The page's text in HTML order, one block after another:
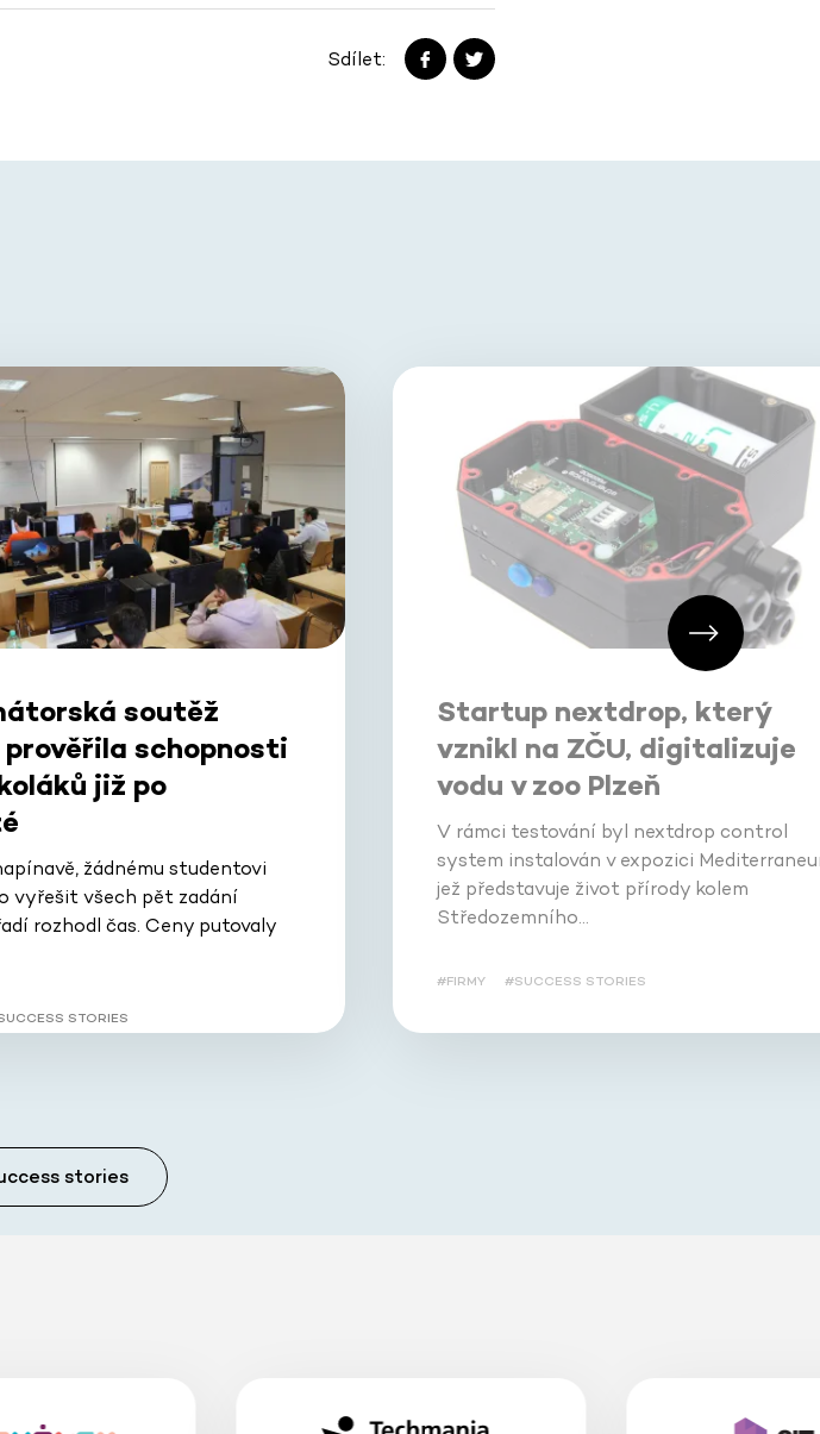
Sdílet:
soutěž
prověřila schopnosti
již po
žádnému studentovi
vyřešit všech pět zadání
rozhodl čas. Ceny putovaly
STORIES
Startup nextdrop, který
vznikl na ZČU, digitalizuje
vodu v zoo Plzeň
V rámci testování byl nextdrop control
system instalován v expozici
jež představuje život přírody kolem
Středozemního…
#FIRMY #SUCCESS STORIES
stories